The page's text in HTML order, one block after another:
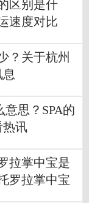
区别是什
速度对比
？关于杭州
息
意思？SPA的
热讯
拉掌中宝是
罗拉掌中宝